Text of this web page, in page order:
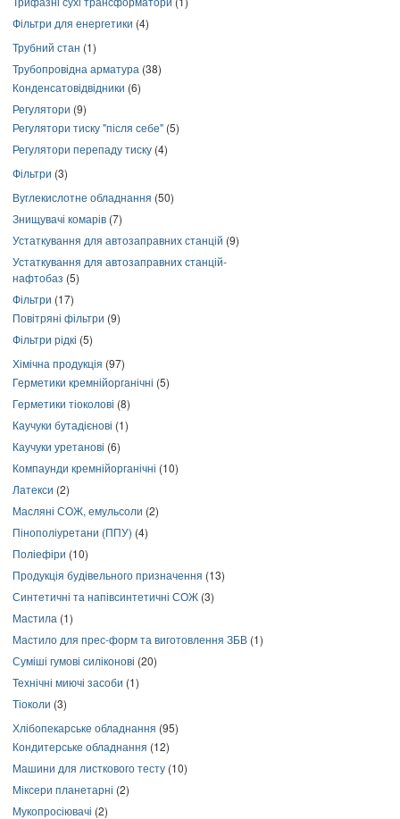
Фільтри для енергетики (4)
Трубний стан (1)
Трубопровідна арматура (38)
Конденсатовідвідники (6)
Регулятори (9)
Регулятори тиску "після себе" (5)
Регулятори перепаду тиску (4)
Фільтри (3)
Вуглекислотне обладнання (50)
Знищувачі комарів (7)
Устаткування для автозаправних станцій (9)
Устаткування для автозаправних станцій-
нафтобаз (5)
Фільтри (17)
Повітряні фільтри (9)
Фільтри рідкі (5)
Хімічна продукція (97)
Герметики кремнійорганічні (5)
Герметики тіоколові (8)
Каучуки бутадієнові (1)
Каучуки уретанові (6)
Компаунди кремнійорганічні (10)
Латекси (2)
Масляні СОЖ, емульсоли (2)
Пінополіуретани (ППУ) (4)
Поліефіри (10)
Продукція будівельного призначення (13)
Синтетичні та напівсинтетичні СОЖ (3)
Мастила (1)
Мастило для прес-форм та виготовлення ЗБВ (1)
Суміші гумові силіконові (20)
Технічні миючі засоби (1)
Тіоколи (3)
Хлібопекарське обладнання (95)
Кондитерське обладнання (12)
Машини для листкового тесту (10)
Міксери планетарні (2)
Мукопросіювачі (2)